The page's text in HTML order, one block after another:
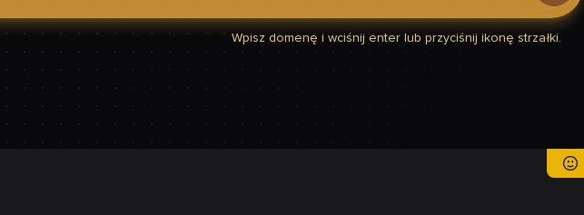
Wpisz domenę i wciśnij enter lub przyciśnij ikonę strzałki.